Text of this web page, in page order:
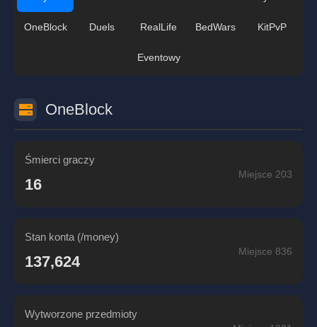
OneBlock Duels RealLife BedWars KitPvP
Eventowy
OneBlock
Śmierci graczy
16
Miejsce 203
Stan konta (/money)
137,624
Miejsce 836
Wytworzone przedmioty